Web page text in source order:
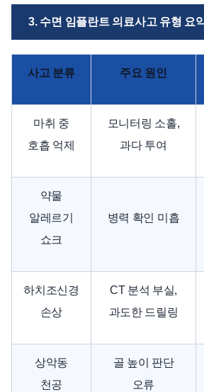
3. 수면 임플란트 의료사고 유형 요
사고 분류 주요 원인
마취 중
호흡 억제
모니터링 소홀,
과다 투여
약물
알레르기
쇼크
병력 확인 미흡
하치조신경
손상
CT 분석 부실,
과도한 드릴링
상악동
천공
골 높이 판단
오류